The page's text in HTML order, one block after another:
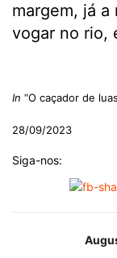
margem, já
vogar no rio,
In “O caçador de
28/09/2023
Siga-nos: